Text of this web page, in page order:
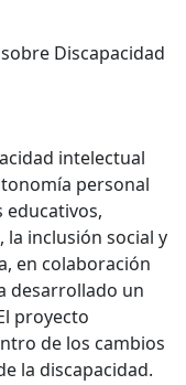
Discapacidad
intelectual
personal
educativos,
inclusión social y
en colaboración
desarrollado un
proyecto
de los cambios
la discapacidad.